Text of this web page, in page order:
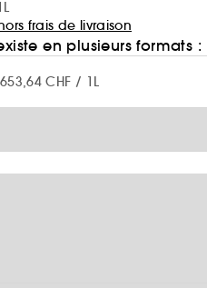
frais de livraison
en plusieurs formats :
653,64 CHF / 1L